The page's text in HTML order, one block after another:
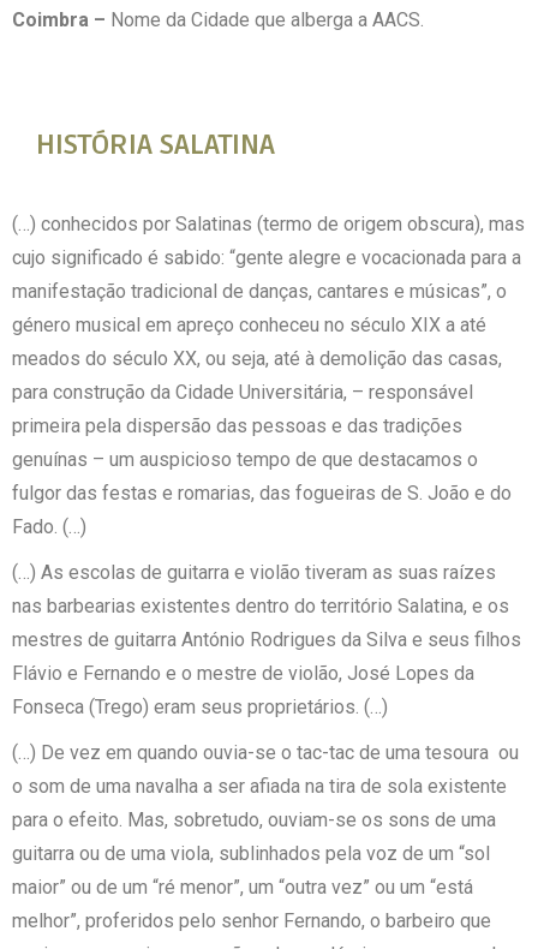
Coimbra – Nome da Cidade que alberga a AACS.
HISTÓRIA SALATINA
(…) conhecidos por Salatinas (termo de origem obscura), mas
cujo significado é sabido: “gente alegre e vocacionada para a
manifestação tradicional de danças, cantares e músicas”, o
género musical em apreço conheceu no século XIX a até
meados do século XX, ou seja, até à demolição das casas,
para construção da Cidade Universitária, – responsável
primeira pela dispersão das pessoas e das tradições
genuínas – um auspicioso tempo de que destacamos o
fulgor das festas e romarias, das fogueiras de S. João e do
Fado. (…)
(…) As escolas de guitarra e violão tiveram as suas raízes
nas barbearias existentes dentro do território Salatina, e os
mestres de guitarra António Rodrigues da Silva e seus filhos
Flávio e Fernando e o mestre de violão, José Lopes da
Fonseca (Trego) eram seus proprietários. (…)
(…) De vez em quando ouvia-se o tac-tac de uma tesoura ou
o som de uma navalha a ser afiada na tira de sola existente
para o efeito. Mas, sobretudo, ouviam-se os sons de uma
guitarra ou de uma viola, sublinhados pela voz de um “sol
maior” ou de um “ré menor”, um “outra vez” ou um “está
melhor”, proferidos pelo senhor Fernando, o barbeiro que